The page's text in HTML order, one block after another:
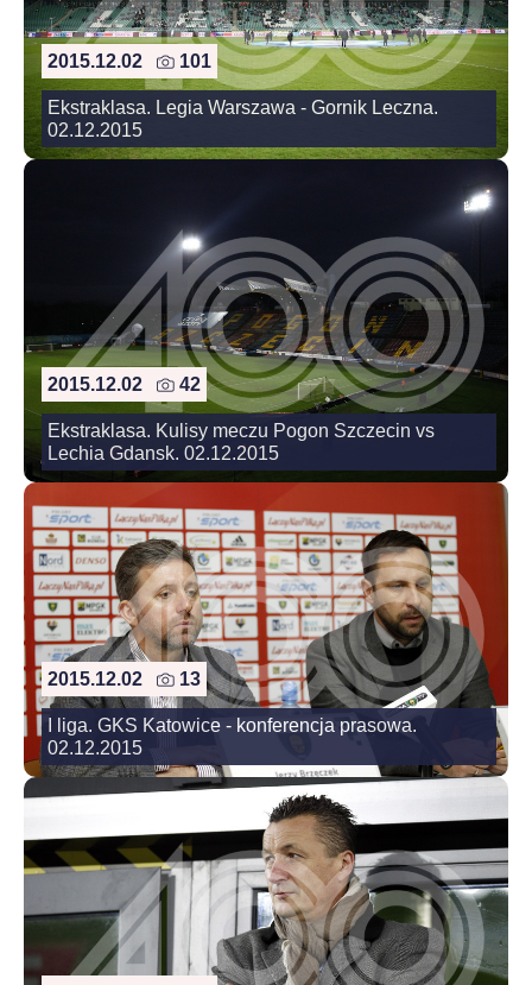
2015.12.02 101
Ekstraklasa. Legia Warszawa - Gornik Leczna.
02.12.2015
2015.12.02 42
Ekstraklasa. Kulisy meczu Pogon Szczecin vs
Lechia Gdansk. 02.12.2015
2015.12.02 13
I liga. GKS Katowice - konferencja prasowa.
02.12.2015